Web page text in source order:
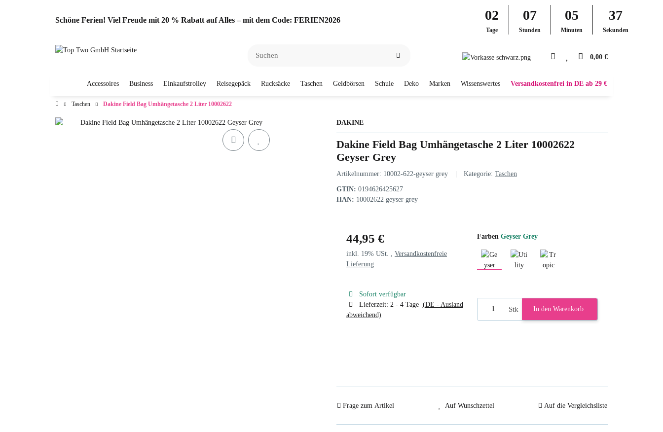
Schöne Ferien! Viel Freude mit 20 % Rabatt auf Alles – mit dem Code: FERIEN2026 02
Tage
07
Stunden
05
Minuten
36
Sekunden
0,00 €
Accessoires Business Einkaufstrolley Reisegepäck Rucksäcke Taschen Geldbörsen Schule Deko Marken Wissenswertes Versandkostenfrei in DE ab 29 €
Taschen Dakine Field Bag Umhängetasche 2 Liter 10002622
DAKINE
Dakine Field Bag Umhängetasche 2 Liter 10002622
Geyser Grey
Artikelnummer: 10002-622-geyser grey Kategorie: Taschen
GTIN: 0194626425627
HAN: 10002622 geyser grey
44,95 €
inkl. 19% USt. , Versandkostenfreie
Lieferung
Sofort verfügbar
Lieferzeit: 2 - 4 Tage (DE - Ausland
abweichend)
Farben Geyser Grey
Stk In den Warenkorb
Frage zum Artikel Auf Wunschzettel Auf die Vergleichsliste